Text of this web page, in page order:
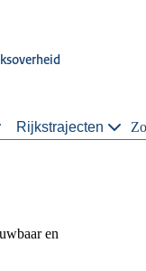
Rijkstrajecten
en